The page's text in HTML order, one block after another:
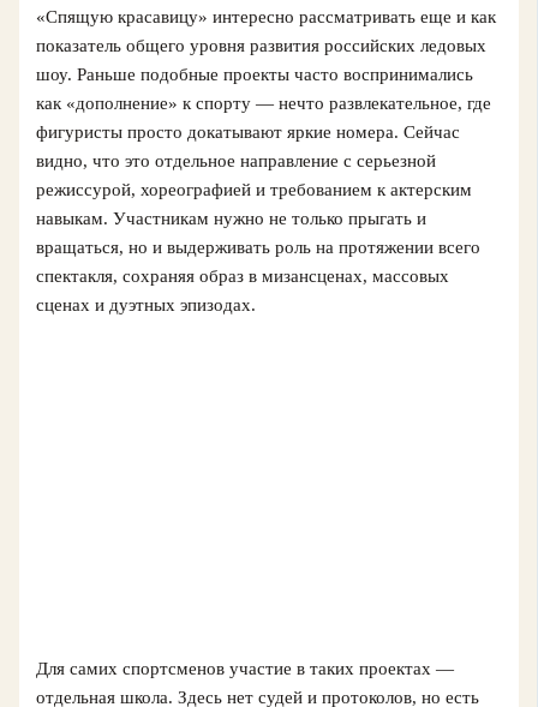
«Спящую красавицу» интересно рассматривать еще и как
показатель общего уровня развития российских ледовых
шоу. Раньше подобные проекты часто воспринимались
как «дополнение» к спорту — нечто развлекательное, где
фигуристы просто докатывают яркие номера. Сейчас
видно, что это отдельное направление с серьезной
режиссурой, хореографией и требованием к актерским
навыкам. Участникам нужно не только прыгать и
вращаться, но и выдерживать роль на протяжении всего
спектакля, сохраняя образ в мизансценах, массовых
сценах и дуэтных эпизодах.
Для самих спортсменов участие в таких проектах —
отдельная школа. Здесь нет судей и протоколов, но есть